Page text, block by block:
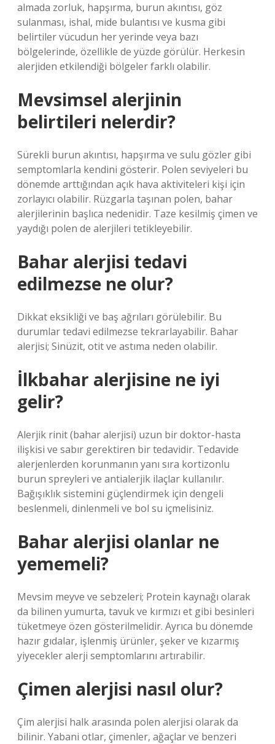
almada zorluk, hapşırma, burun akıntısı, göz
sulanması, ishal, mide bulantısı ve kusma gibi
belirtiler vücudun her yerinde veya bazı
bölgelerinde, özellikle de yüzde görülür. Herkesin
alerjiden etkilendiği bölgeler farklı olabilir.
Mevsimsel alerjinin
belirtileri nelerdir?
Sürekli burun akıntısı, hapşırma ve sulu gözler gibi
semptomlarla kendini gösterir. Polen seviyeleri bu
dönemde arttığından açık hava aktiviteleri kişi için
zorlayıcı olabilir. Rüzgarla taşınan polen, bahar
alerjilerinin başlıca nedenidir. Taze kesilmiş çimen ve
yaydığı polen de alerjileri tetikleyebilir.
Bahar alerjisi tedavi
edilmezse ne olur?
Dikkat eksikliği ve baş ağrıları görülebilir. Bu
durumlar tedavi edilmezse tekrarlayabilir. Bahar
alerjisi; Sinüzit, otit ve astıma neden olabilir.
İlkbahar alerjisine ne iyi
gelir?
Alerjik rinit (bahar alerjisi) uzun bir doktor-hasta
ilişkisi ve sabır gerektiren bir tedavidir. Tedavide
alerjenlerden korunmanın yanı sıra kortizonlu
burun spreyleri ve antialerjik ilaçlar kullanılır.
Bağışıklık sistemini güçlendirmek için dengeli
beslenmeli, dinlenmeli ve bol su içmelisiniz.
Bahar alerjisi olanlar ne
yememeli?
Mevsim meyve ve sebzeleri; Protein kaynağı olarak
da bilinen yumurta, tavuk ve kırmızı et gibi besinleri
tüketmeye özen gösterilmelidir. Ayrıca bu dönemde
hazır gıdalar, işlenmiş ürünler, şeker ve kızarmış
yiyecekler alerji semptomlarını artırabilir.
Çimen alerjisi nasıl olur?
Çim alerjisi halk arasında polen alerjisi olarak da
bilinir. Yabani otlar, çimenler, ağaçlar ve benzeri